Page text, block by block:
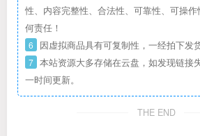
性、内容完整性、合法性、可靠性、可操
何责任！
6 因虚拟商品具有可复制性，一经拍下发
7 本站资源大多存储在云盘，如发现链接
一时间更新。
THE END